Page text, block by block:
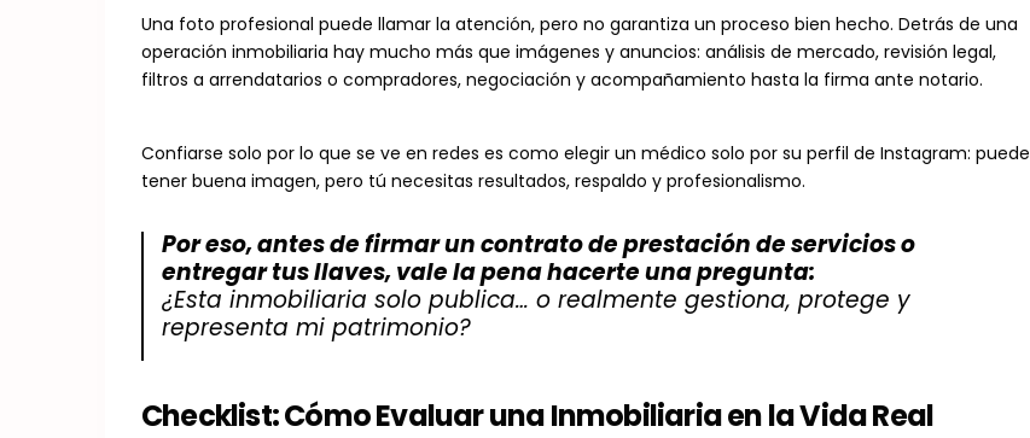
Una foto profesional puede llamar la atención, pero no garantiza un proceso bien hecho. Detrás de una
operación inmobiliaria hay mucho más que imágenes y anuncios: análisis de mercado, revisión legal,
filtros a arrendatarios o compradores, negociación y acompañamiento hasta la firma ante notario.​
Confiarse solo por lo que se ve en redes es como elegir un médico solo por su perfil de Instagram: puede
tener buena imagen, pero tú necesitas resultados, respaldo y profesionalismo.
Por eso, antes de firmar un contrato de prestación de servicios o
entregar tus llaves, vale la pena hacerte una pregunta:
¿Esta inmobiliaria solo publica… o realmente gestiona, protege y
representa mi patrimonio?
Checklist: Cómo Evaluar una Inmobiliaria en la Vida Real